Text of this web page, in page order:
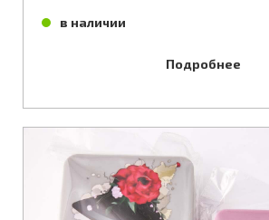
в наличии
Подробнее